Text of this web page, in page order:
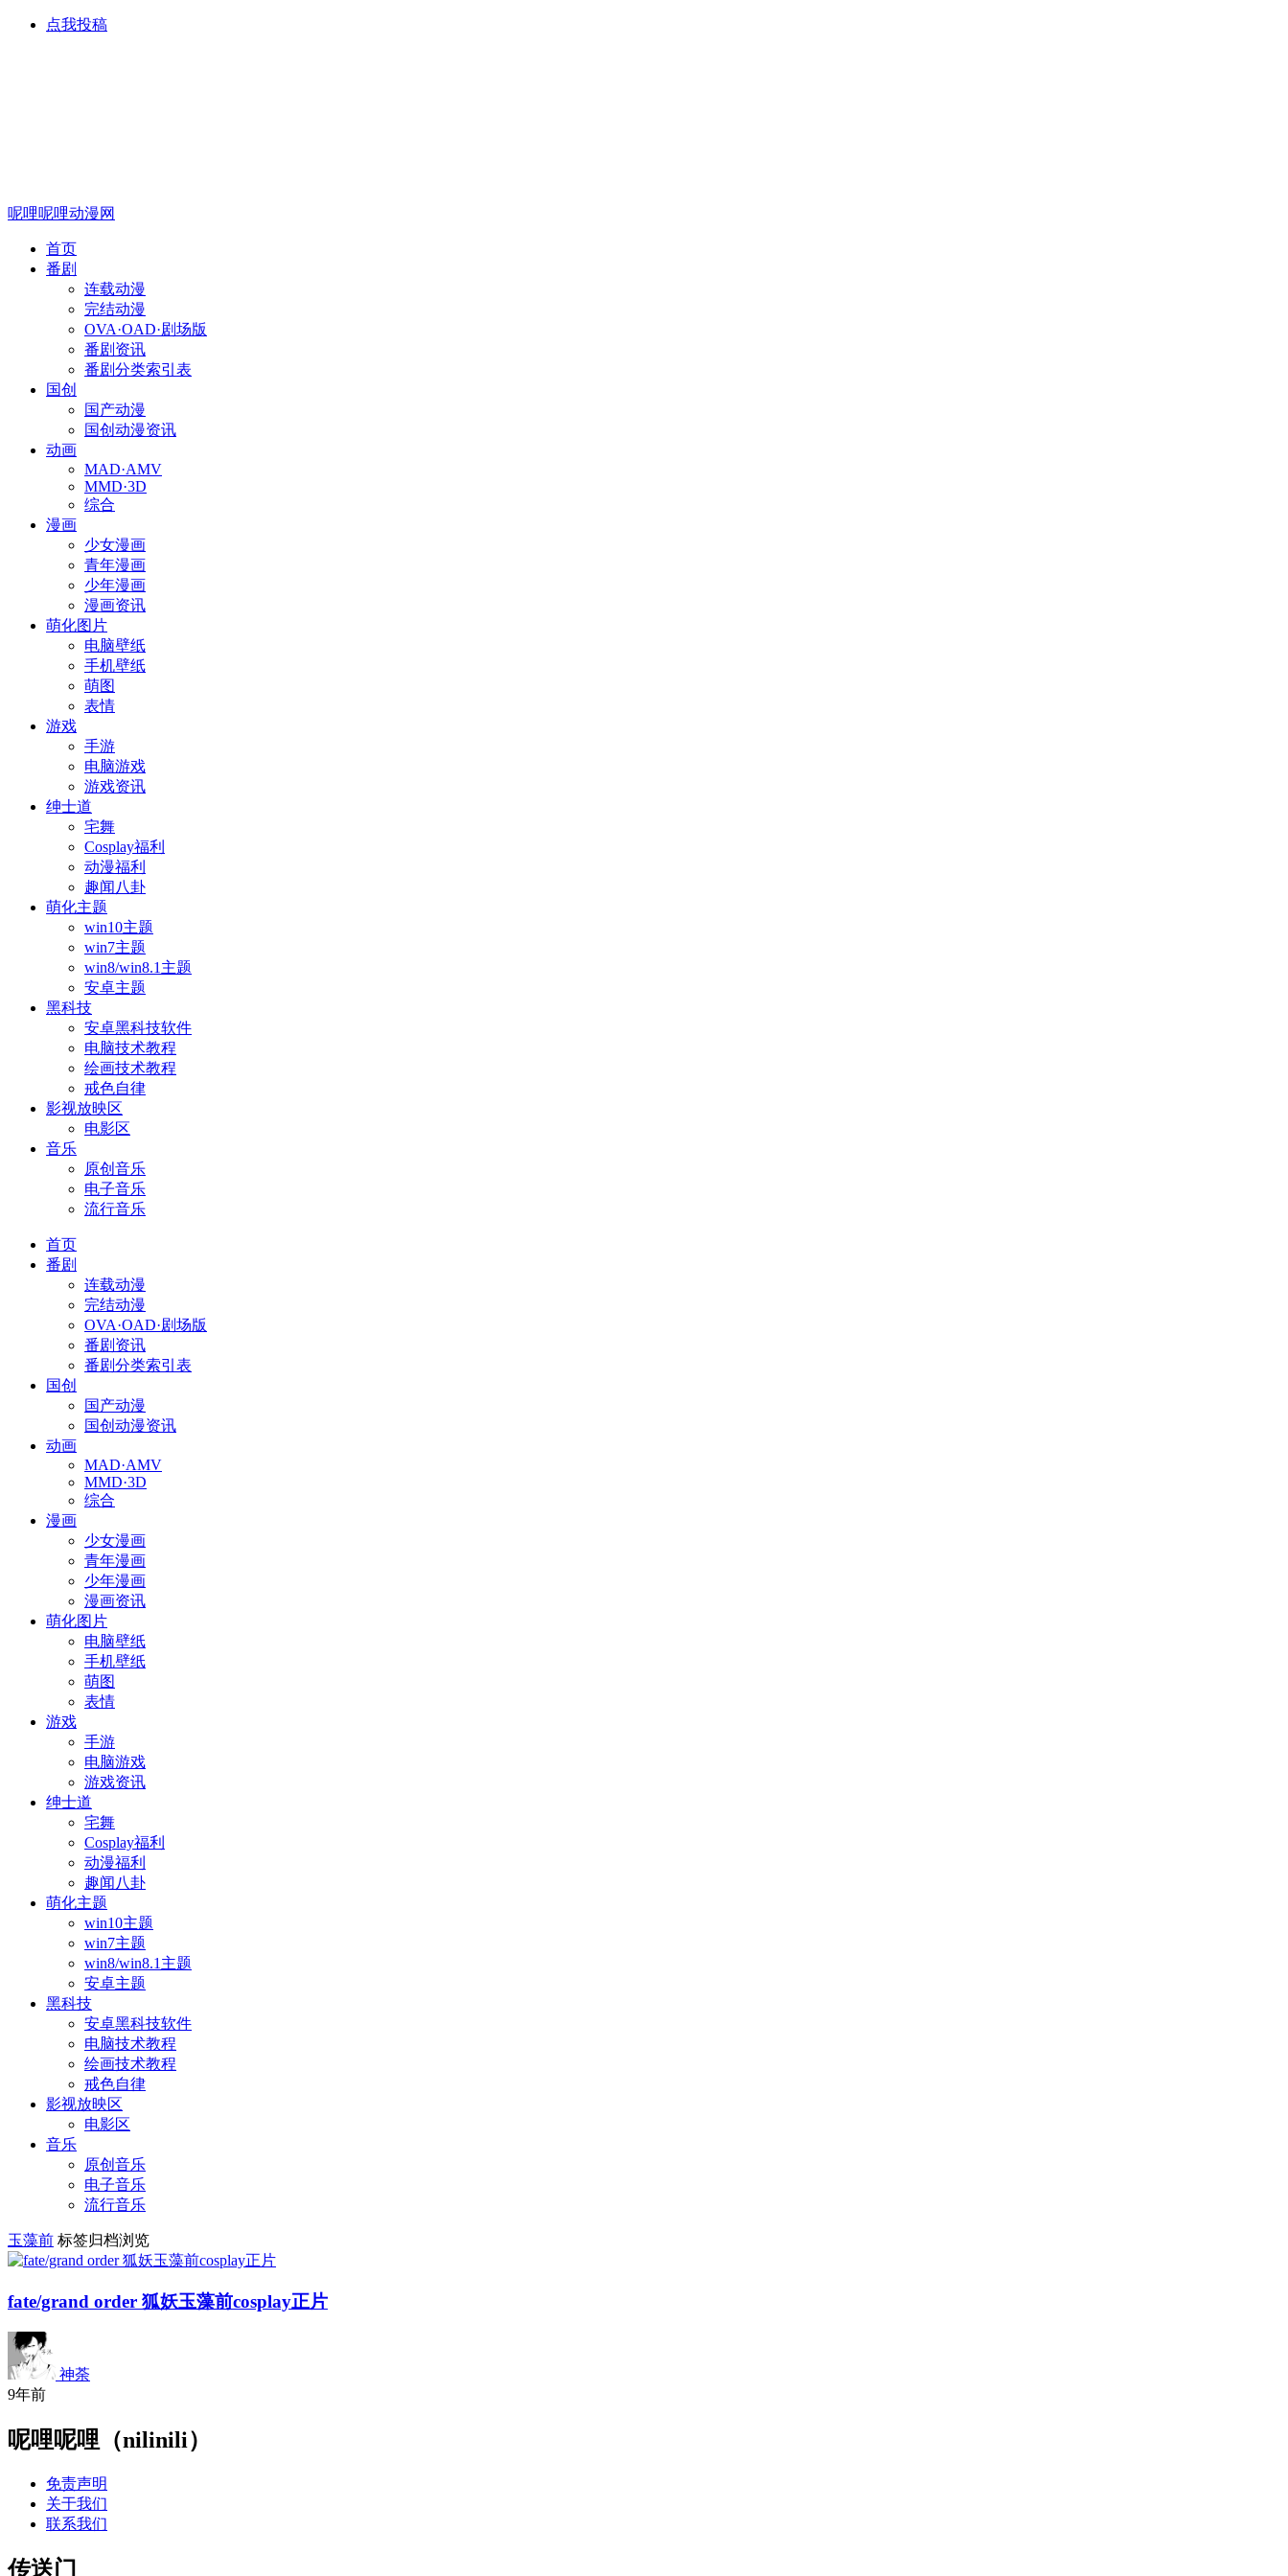
点我投稿
呢哩呢哩动漫网
首页
番剧
连载动漫
完结动漫
OVA·OAD·剧场版
番剧资讯
番剧分类索引表
国创
国产动漫
国创动漫资讯
动画
MAD·AMV
MMD·3D
综合
漫画
少女漫画
青年漫画
少年漫画
漫画资讯
萌化图片
电脑壁纸
手机壁纸
萌图
表情
游戏
手游
电脑游戏
游戏资讯
绅士道
宅舞
Cosplay福利
动漫福利
趣闻八卦
萌化主题
win10主题
win7主题
win8/win8.1主题
安卓主题
黑科技
安卓黑科技软件
电脑技术教程
绘画技术教程
戒色自律
影视放映区
电影区
音乐
原创音乐
电子音乐
流行音乐
首页
番剧
连载动漫
完结动漫
OVA·OAD·剧场版
番剧资讯
番剧分类索引表
国创
国产动漫
国创动漫资讯
动画
MAD·AMV
MMD·3D
综合
漫画
少女漫画
青年漫画
少年漫画
漫画资讯
萌化图片
电脑壁纸
手机壁纸
萌图
表情
游戏
手游
电脑游戏
游戏资讯
绅士道
宅舞
Cosplay福利
动漫福利
趣闻八卦
萌化主题
win10主题
win7主题
win8/win8.1主题
安卓主题
黑科技
安卓黑科技软件
电脑技术教程
绘画技术教程
戒色自律
影视放映区
电影区
音乐
原创音乐
电子音乐
流行音乐
玉藻前 标签归档浏览
fate/grand order 狐妖玉藻前cosplay正片
神荼
9年前
呢哩呢哩（nilinili）
免责声明
关于我们
联系我们
传送门